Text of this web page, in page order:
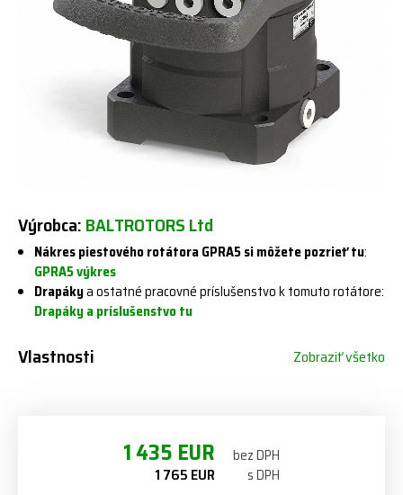
Výrobca:BALTROTORS Ltd
Nákres piestového rotátora GPRA5 si môžete pozrieť tu:
GPRA5 výkres
Drapákya ostatné pracovné príslušenstvo k tomuto rotátore:
Drapáky a príslušenstvo tu
Vlastnosti Zobraziť všetko
1 435 EUR bez DPH
1 765 EUR s DPH